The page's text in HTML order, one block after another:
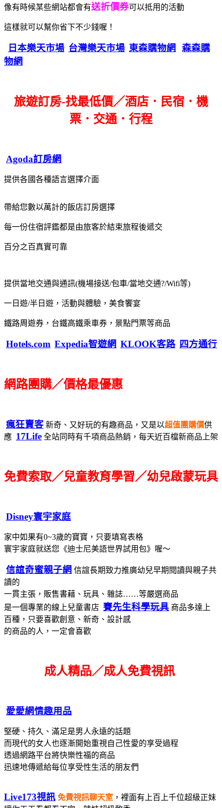
像有時候某些網站都會有送折價券可以抵用的活動
這樣就可以幫你省下不少錢喔！
日本樂天市場 台灣樂天市場 東森購物網
森森購
物網
旅遊訂房-找最低價／酒店．民宿．機
票．交通．行程
Agoda訂房網
提供各國各種語言選擇介面
帶給您數以萬計的飯店訂房選擇
每一份住宿評鑑都是由旅客於結束旅程後遞交
百分之百真實可靠
提供當地交通與通訊(機場接送/包車/當地交通?/Wifi等)
一日遊/半日遊，活動與體驗，美食饗宴
鐵路周遊券，台鐵高鐵乘車券，景點門票等商品
Hotels.com Expedia智遊網 KLOOK客路 四方通行
網路團購／價格最優惠
瘋狂賣客 新奇、又好玩的有趣商品，又是以超值團購價供
應 17Life 全站同時有千項商品熱銷，每天近百檔新商品上架
免費索取／兒童教育學習／幼兒啟蒙玩具
Disney寰宇家庭
家中如果有0~3歲的寶寶，只要填寫表格
寰宇家庭就送您《迪士尼美語世界試用包》喔～
信誼奇蜜親子網 信誼長期致力推廣幼兒早期閱讀與親子共
讀的
一貫主張，販售書藉、玩具、雜誌……等嚴選商品
是一個專業的線上兒童書店 賽先生科學玩具 商品多達上
百種，只要喜歡創意、新奇、設計感
的商品的人，一定會喜歡
成人精品／成人免費視訊
愛愛網情趣用品
堅硬、持久、滿足是男人永遠的話題
而現代的女人也逐漸開始重視自己性愛的享受過程
透過網路平台將快樂性福的商品
迅速地傳遞給每位享受性生活的朋友們
Live173視訊 免費視訊聊天室 ，裡面有上百上千位超級正妹